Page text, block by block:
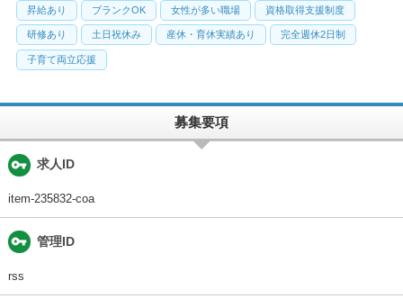
昇給あり ブランクOK 女性が多い職場 資格取得支援制度
研修あり 土日祝休み 産休・育休実績あり 完全週休2日制
子育て両立応援
募集要項
vpn_key 求人ID
item-235832-coa
vpn_key 管理ID
rss